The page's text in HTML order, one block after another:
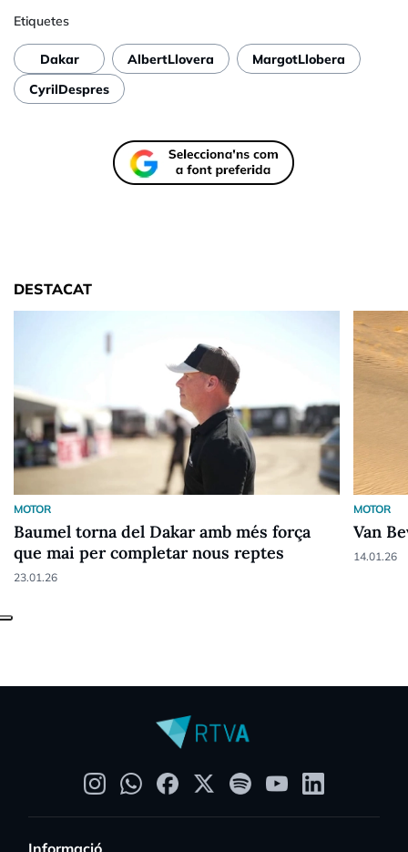
Etiquetes
Dakar AlbertLlovera
MargotLlobera
CyrilDespres
DESTACAT
MOTOR
Baumel torna del Dakar amb més força
que mai per completar nous reptes
23.01.26
MOTOR
Van
14.01.26